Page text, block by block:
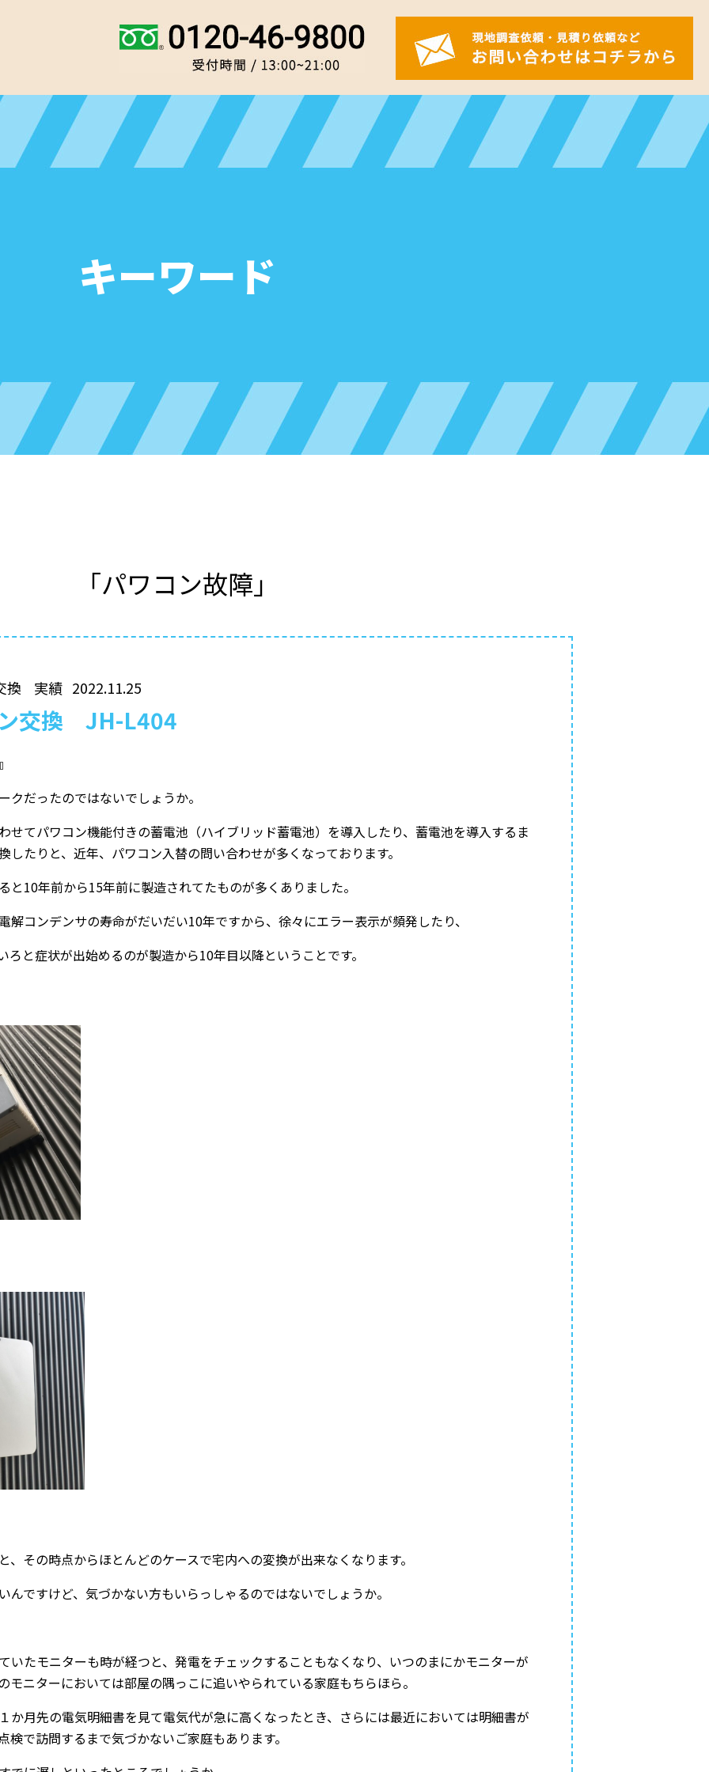
キーワード
「パワコン故障」
換 実績 2022.11.25
交換 JH-L404
だったのではないでしょうか。
せてパワコン機能付きの蓄電池（ハイブリッド蓄電池）を導入したり、蓄電池を導入するま
たりと、近年、パワコン入替の問い合わせが多くなっております。
と10年前から15年前に製造されてたものが多くありました。
解コンデンサの寿命がだいだい10年ですから、徐々にエラー表示が頻発したり、
と症状が出始めるのが製造から10年目以降ということです。
その時点からほとんどのケースで宅内への変換が出来なくなります。
んですけど、気づかない方もいらっしゃるのではないでしょうか。
いたモニターも時が経つと、発電をチェックすることもなくなり、いつのまにかモニターが
モニターにおいては部屋の隅っこに追いやられている家庭もちらほら。
か月先の電気明細書を見て電気代が急に高くなったとき、さらには最近においては明細書が
で訪問するまで気づかないご家庭もあります。